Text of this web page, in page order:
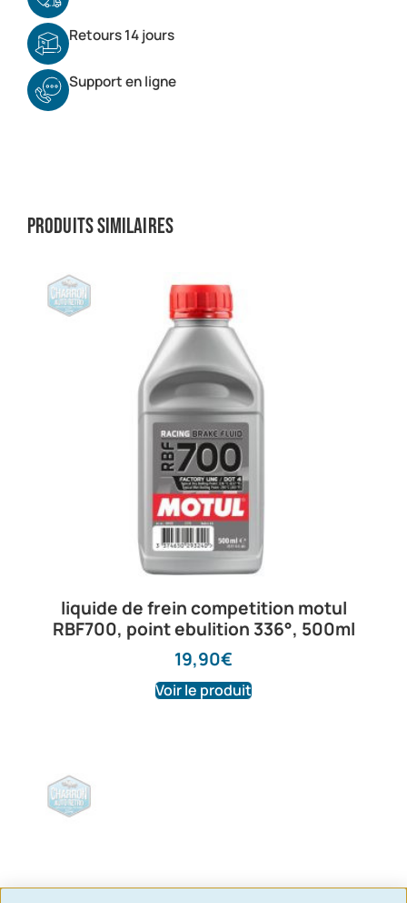
Retours 14 jours
Support en ligne
Produits similaires
liquide de frein competition motul
RBF700, point ebulition 336°, 500ml
19,90€
Voir le produit